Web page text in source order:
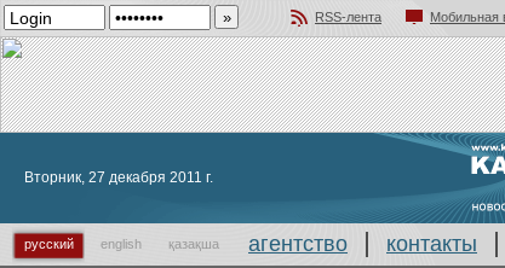
RSS-лента Мобильная
Вторник, 27 декабря 2011 г.
русский english қазақша агентство контакты